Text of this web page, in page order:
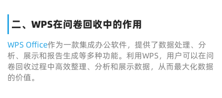
二、WPS在问卷回收中的作用
WPS Office作为一款集成办公软件，提供了数据处理、分
析、展示和报告生成等多种功能。利用WPS，用户可以在问
卷回收过程中高效整理、分析和展示数据，从而最大化数据
的价值。